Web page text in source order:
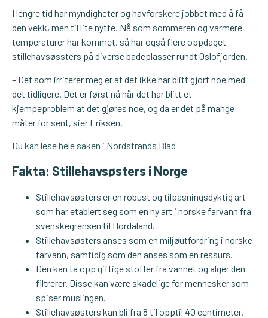
I lengre tid har myndigheter og havforskere jobbet med å få
den vekk, men til lite nytte. Nå som sommeren og varmere
temperaturer har kommet, så har også flere oppdaget
stillehavsøssters på diverse badeplasser rundt Oslofjorden.
– Det som irriterer meg er at det ikke har blitt gjort noe med
det tidligere. Det er først nå når det har blitt et
kjempeproblem at det gjøres noe, og da er det på mange
måter for sent, sier Eriksen.
Du kan lese hele saken i Nordstrands Blad
Fakta: Stillehavsøsters i Norge
Stillehavsøsters er en robust og tilpasningsdyktig art
som har etablert seg som en ny art i norske farvann fra
svenskegrensen til Hordaland.
Stillehavsøsters anses som en miljøutfordring i norske
farvann, samtidig som den anses som en ressurs.
Den kan ta opp giftige stoffer fra vannet og alger den
filtrerer. Disse kan være skadelige for mennesker som
spiser muslingen.
Stillehavsøsters kan bli fra 8 til opptil 40 centimeter.